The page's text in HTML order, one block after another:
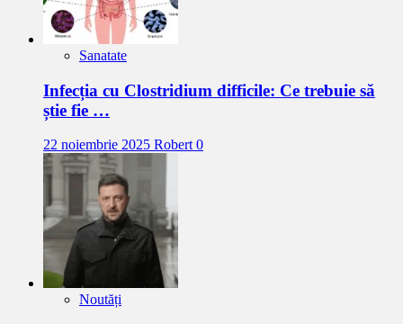
Sanatate
Infecția cu Clostridium difficile: Ce trebuie să
știe fie …
22 noiembrie 2025 Robert0
Noutăți